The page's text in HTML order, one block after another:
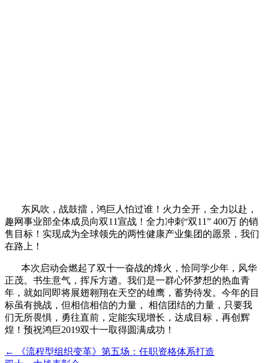
东风吹，战鼓擂，鸿巨人怕过谁！火力全开，全力以赴，
趣网事业部全体成员向双11宣战！全力冲刺“双11” 400万 的销
售目标！实现成为全球领先的两性健康产业集团的愿景，我们
在路上！
本次启动会燃起了双十一奋战的烽火，恰同学少年，风华
正茂。书生意气，挥斥方遒。我们是一群心怀梦想的热血青
年，就如同即将展翅翱翔在天空的雄鹰，蓄势待发。今年的目
标虽有挑战，但相信相信的力量， 相信团结的力量，只要我
们无所畏惧，勇往直前，定能实现增长，达成目标，再创辉
煌！预祝鸿巨2019双十一取得圆满成功！
←
《流程型组织变革》第五场：任职资格体系打造